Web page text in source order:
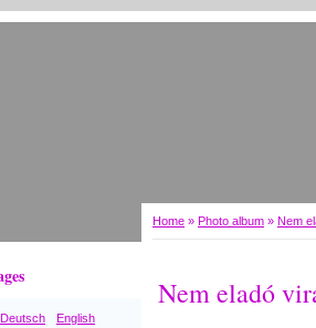
Deutsch
English
Home » Photo album » Nem
Nem eladó